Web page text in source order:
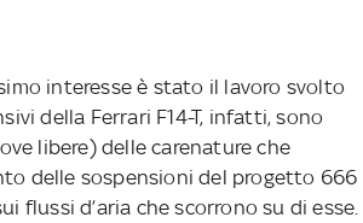
interesse è stato il lavoro svolto
della Ferrari F14-T, infatti, sono
libere) delle carenature che
delle sospensioni del progetto 666
flussi d’aria che scorrono su di esse.